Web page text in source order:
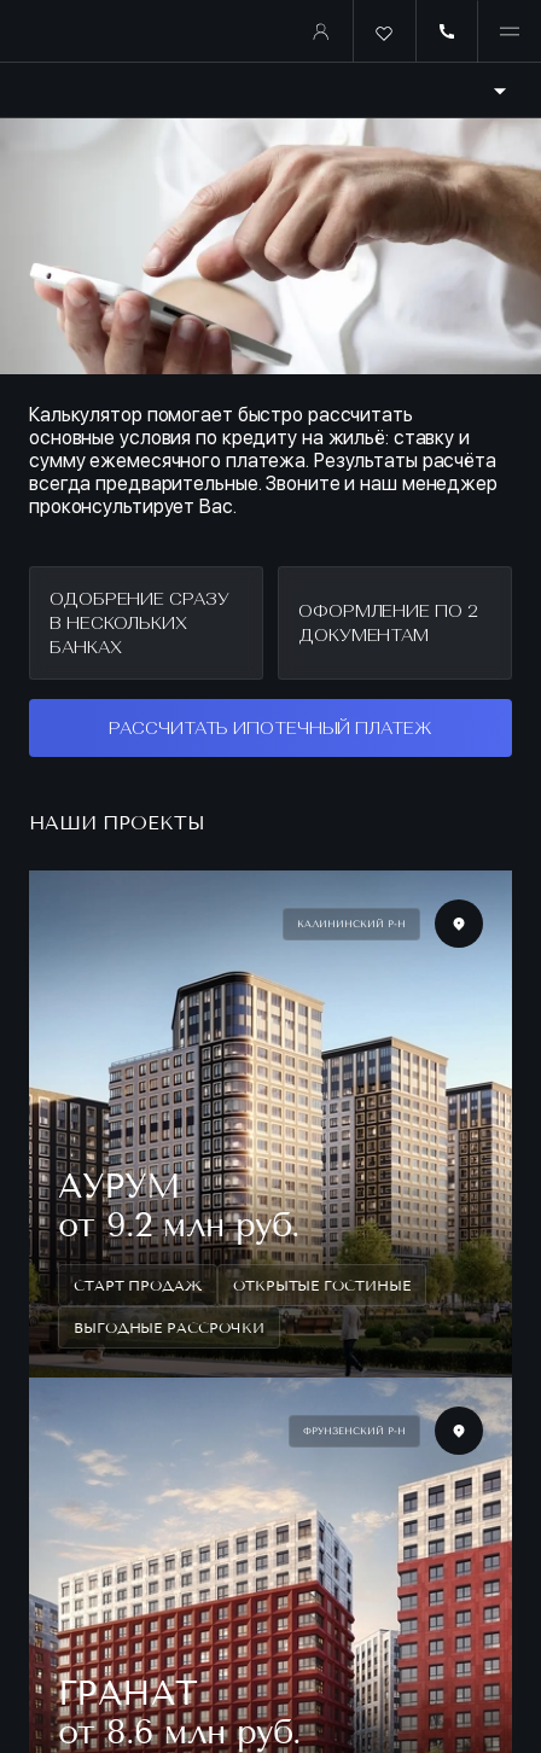
Купить квартиру в ипотеку
Калькулятор помогает быстро рассчитать
основные условия по кредиту на жильё: ставку и
сумму ежемесячного платежа. Результаты расчёта
всегда предварительные. Звоните и наш менеджер
проконсультирует Вас.
ОДОБРЕНИЕ СРАЗУ
В НЕСКОЛЬКИХ
БАНКАХ
ОФОРМЛЕНИЕ ПО 2
ДОКУМЕНТАМ
РАССЧИТАТЬ ИПОТЕЧНЫЙ ПЛАТЕЖ
НАШИ ПРОЕКТЫ
КАЛИНИНСКИЙ Р-Н
АУРУМ
от 9.2 млн руб.
СТАРТ ПРОДАЖ ОТКРЫТЫЕ ГОСТИНЫЕ
ВЫГОДНЫЕ РАССРОЧКИ
ФРУНЗЕНСКИЙ Р-Н
ГРАНАТ
от 8.6 млн руб.